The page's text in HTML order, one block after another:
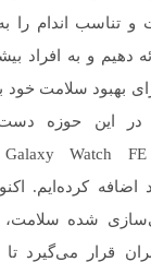
تناسب اندام را
دهیم و به افراد
بهبود سلامت خود
در این حوزه دست
اضافه کرده‌ایم.
شده
قرار می‌گیرد تا